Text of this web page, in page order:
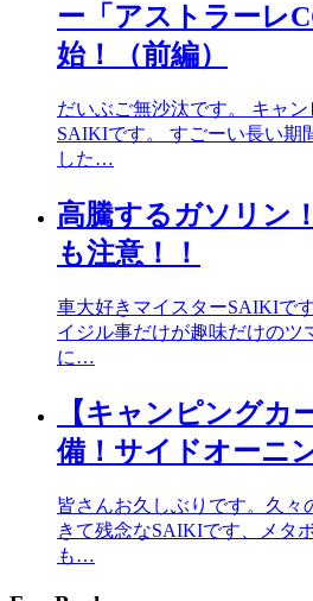
ー「アストラーレ
始！（前編）
だいぶご無沙汰です。 キャ
SAIKIです。 すごーい長い期
した…
高騰するガソリン
も注意！！
車大好きマイスターSAIKIで
イジル事だけが趣味だけのツ
に…
【キャンピングカ
備！サイドオーニ
皆さんお久しぶりです。久々
きて残念なSAIKIです、メタ
も…